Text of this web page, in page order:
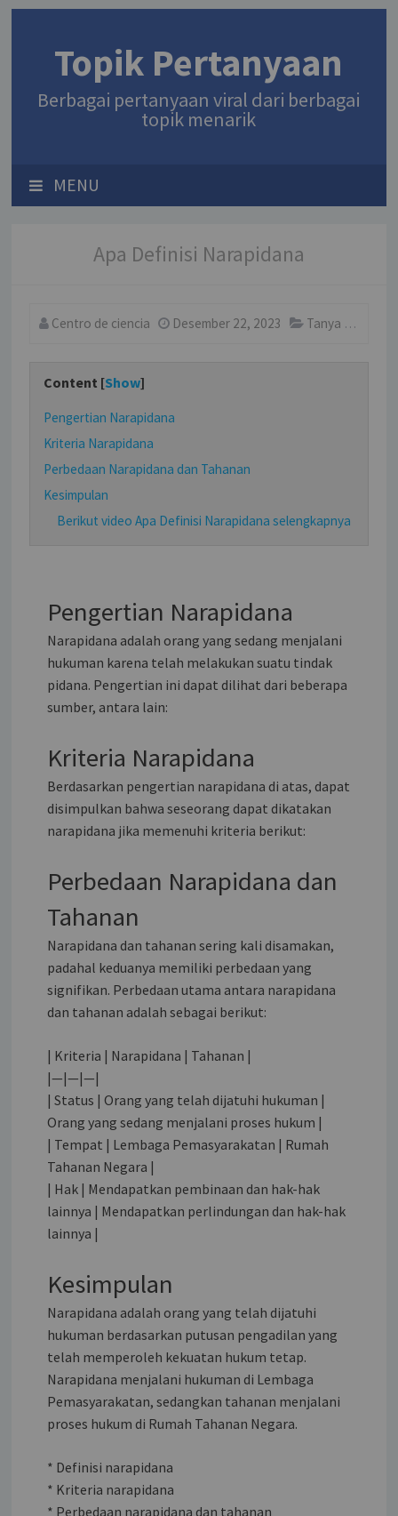
Topik Pertanyaan
Berbagai pertanyaan viral dari berbagai
topik menarik
MENU
Apa Definisi Narapidana
Centro de ciencia Desember 22, 2023 Tanya
Content [Show]
Pengertian Narapidana
Kriteria Narapidana
Perbedaan Narapidana dan Tahanan
Kesimpulan
Berikut video Apa Definisi Narapidana selengkapnya
Pengertian Narapidana
Narapidana adalah orang yang sedang menjalani
hukuman karena telah melakukan suatu tindak
pidana. Pengertian ini dapat dilihat dari beberapa
sumber, antara lain:
Kriteria Narapidana
Berdasarkan pengertian narapidana di atas, dapat
disimpulkan bahwa seseorang dapat dikatakan
narapidana jika memenuhi kriteria berikut:
Perbedaan Narapidana dan
Tahanan
Narapidana dan tahanan sering kali disamakan,
padahal keduanya memiliki perbedaan yang
signifikan. Perbedaan utama antara narapidana
dan tahanan adalah sebagai berikut:
| Kriteria | Narapidana | Tahanan |
|—|—|—|
| Status | Orang yang telah dijatuhi hukuman |
Orang yang sedang menjalani proses hukum |
| Tempat | Lembaga Pemasyarakatan | Rumah
Tahanan Negara |
| Hak | Mendapatkan pembinaan dan hak-hak
lainnya | Mendapatkan perlindungan dan hak-hak
lainnya |
Kesimpulan
Narapidana adalah orang yang telah dijatuhi
hukuman berdasarkan putusan pengadilan yang
telah memperoleh kekuatan hukum tetap.
Narapidana menjalani hukuman di Lembaga
Pemasyarakatan, sedangkan tahanan menjalani
proses hukum di Rumah Tahanan Negara.
* Definisi narapidana
* Kriteria narapidana
* Perbedaan narapidana dan tahanan